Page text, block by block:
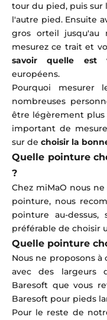
tour du pied, puis sur
l'autre pied. Ensuite
gros orteil jusqu'au
mesurez ce trait et
savoir quelle est
européens.
Pourquoi mesurer
nombreuses
être légèrement
important de
sur de choisir la
Quelle pointure
?
Chez miMaO nous
pointure, nous
pointure au-
préférable de choisir
Quelle pointure
Nous ne proposons
avec des largeurs
Baresoft que vous
Baresoft pour pieds
Pour le reste de